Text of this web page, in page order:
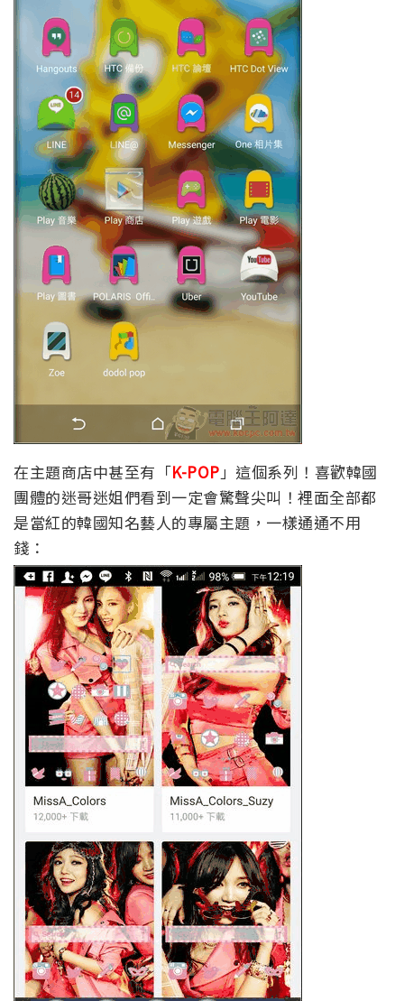
在主題商店中甚至有「K-POP 」這個系列！喜歡韓國
團體的迷哥迷姐們看到一定會驚聲尖叫！裡面全部都
是當紅的韓國知名藝人的專屬主題，一樣通通不用
錢：